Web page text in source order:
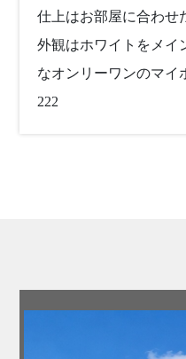
仕上はお部屋に合わせ
外観はホワイトをメイ
なオンリーワンのマイ
222